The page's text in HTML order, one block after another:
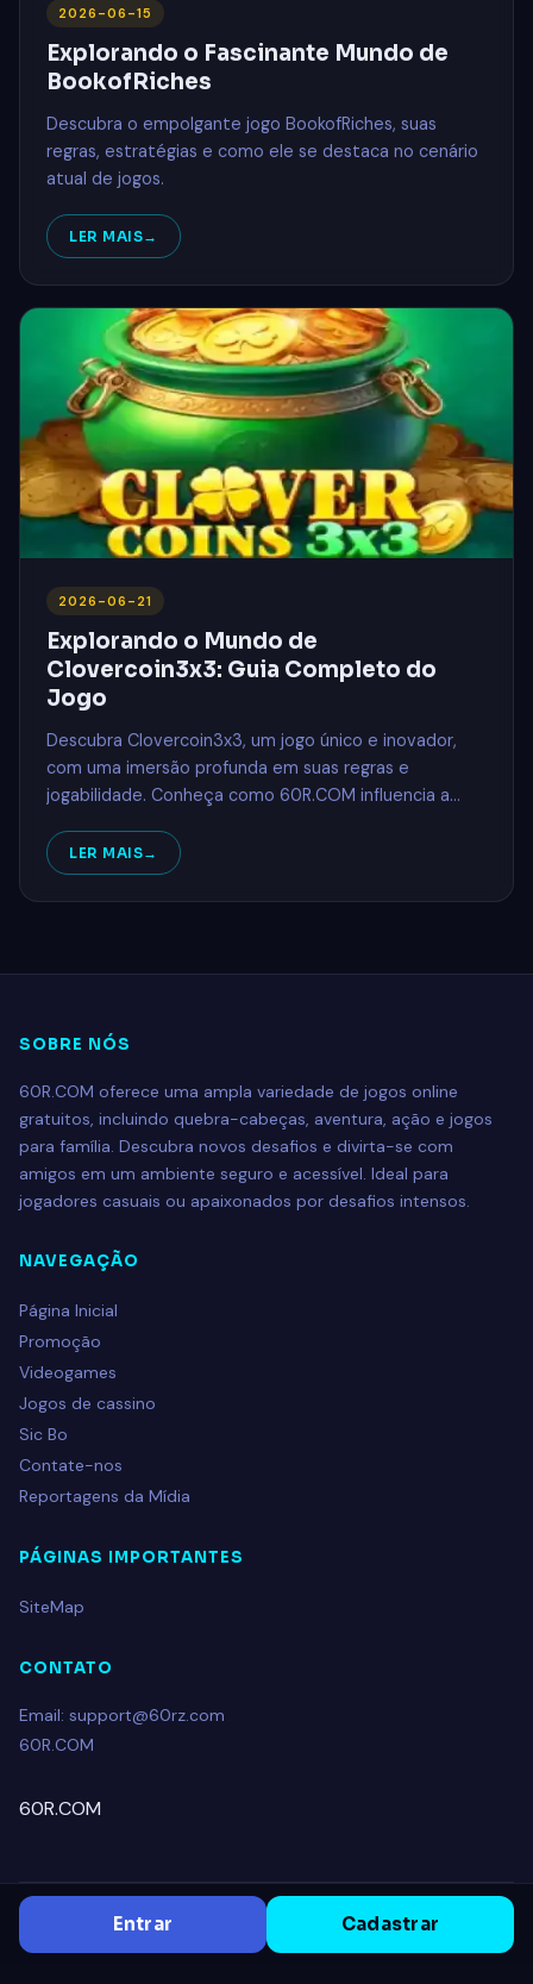
2026-06-15
Explorando o Fascinante Mundo de
BookofRiches
Descubra o empolgante jogo BookofRiches, suas
regras, estratégias e como ele se destaca no cenário
atual de jogos.
LER MAIS
2026-06-21
Explorando o Mundo de
Clovercoin3x3: Guia Completo do
Jogo
Descubra Clovercoin3x3, um jogo único e inovador,
com uma imersão profunda em suas regras e
jogabilidade. Conheça como 60R.COM influencia a
LER MAIS
SOBRE NÓS
60R.COM oferece uma ampla variedade de jogos online
gratuitos, incluindo quebra-cabeças, aventura, ação e jogos
para família. Descubra novos desafios e divirta-se com
amigos em um ambiente seguro e acessível. Ideal para
jogadores casuais ou apaixonados por desafios intensos.
NAVEGAÇÃO
Página Inicial
Promoção
Videogames
Jogos de cassino
Sic Bo
Contate-nos
Reportagens da Mídia
PÁGINAS IMPORTANTES
SiteMap
CONTATO
Email: support@60rz.com
60R.COM
60R.COM
© 2026 60R.COM. All rights reserved.V5V.COM
Entrar Cadastrar